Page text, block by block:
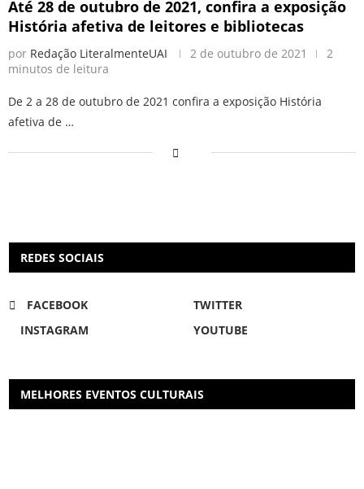
Até 28 de outubro de 2021, confira a exposição
História afetiva de leitores e bibliotecas
por Redação LiteralmenteUAI 2 de outubro de 2021
2
minutos de leitura
De 2 a 28 de outubro de 2021 confira a exposição História
afetiva de …
REDES SOCIAIS
FACEBOOK
TWITTER
INSTAGRAM
YOUTUBE
MELHORES EVENTOS CULTURAIS